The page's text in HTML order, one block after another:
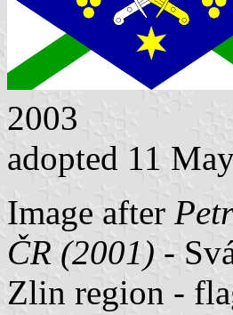
2003
adopted 11
Image after
ČR (2001) -
Zlin region -